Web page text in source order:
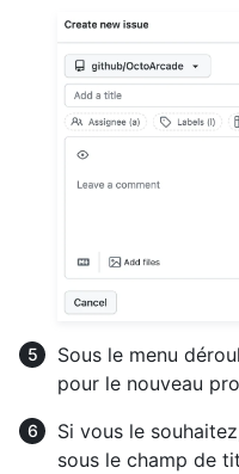
Sous le menu
pour le nouveau
Si vous le
sous le champ de